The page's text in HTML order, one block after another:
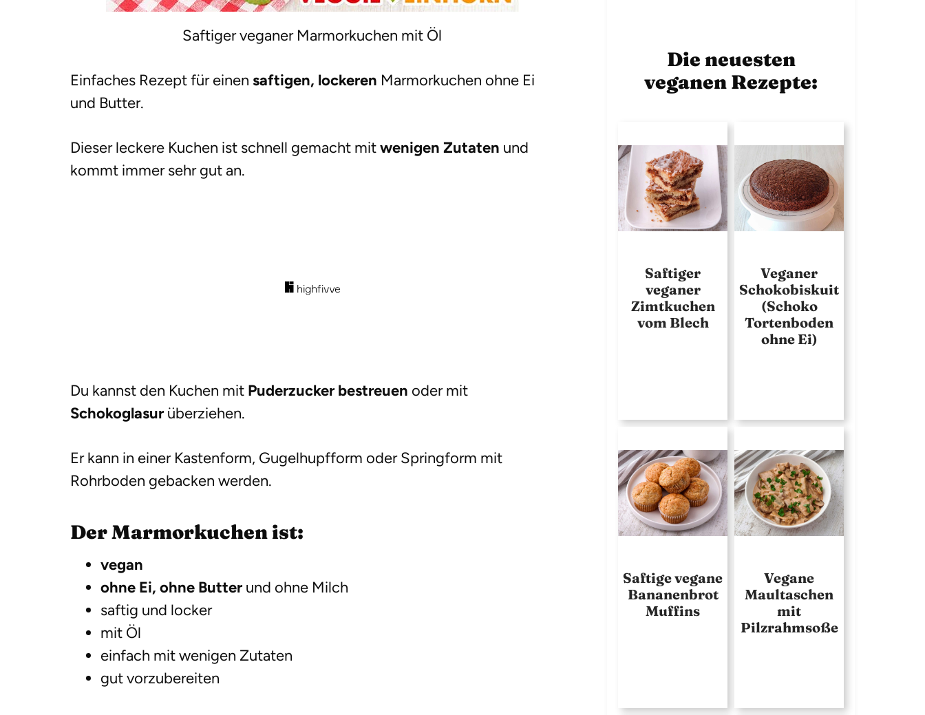
Saftiger veganer Marmorkuchen mit Öl
Einfaches Rezept für einen saftigen, lockeren Marmorkuchen ohne Ei
und Butter.
Dieser leckere Kuchen ist schnell gemacht mitwenigen Zutaten und
kommt immer sehr gut an.
Du kannst den Kuchen mit Puderzucker bestreuen oder mit
Schokoglasur überziehen.
Er kann in einer Kastenform, Gugelhupfform oder Springform mit
Rohrboden gebacken werden.
Der Marmorkuchen ist:
vegan
ohne Ei, ohne Butter und ohne Milch
saftig und locker
mit Öl
einfach mit wenigen Zutaten
gut vorzubereiten
Die neuesten
veganen Rezepte:
Saftiger
veganer
Zimtkuchen
vom Blech
Veganer
Schokobiskuit
(Schoko
Tortenboden
ohne Ei)
Saftige vegane
Bananenbrot
Muffins
Vegane
Maultaschen
mit
Pilzrahmsoße